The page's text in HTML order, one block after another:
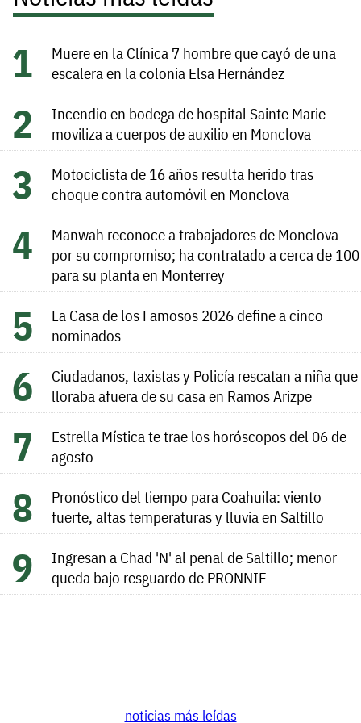
Muere en la Clínica 7 hombre que cayó de una
escalera en la colonia Elsa Hernández
Incendio en bodega de hospital Sainte Marie
moviliza a cuerpos de auxilio en Monclova
Motociclista de 16 años resulta herido tras
choque contra automóvil en Monclova
Manwah reconoce a trabajadores de Monclova
por su compromiso; ha contratado a cerca de 100
para su planta en Monterrey
La Casa de los Famosos 2026 define a cinco
nominados
Ciudadanos, taxistas y Policía rescatan a niña que
lloraba afuera de su casa en Ramos Arizpe
Estrella Mística te trae los horóscopos del 06 de
agosto
Pronóstico del tiempo para Coahuila: viento
fuerte, altas temperaturas y lluvia en Saltillo
Ingresan a Chad 'N' al penal de Saltillo; menor
queda bajo resguardo de PRONNIF
noticias más leídas